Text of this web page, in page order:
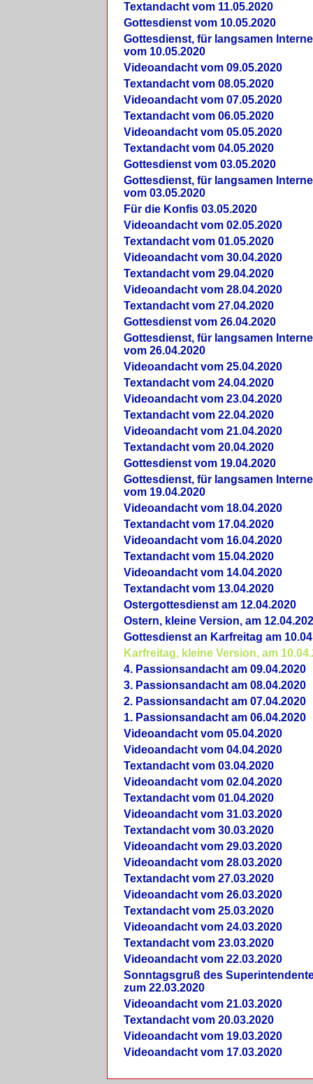
Textandacht vom 11.05.2020
Gottesdienst vom 10.05.2020
Gottesdienst, für langsamen
vom 10.05.2020
Videoandacht vom 09.05.2020
Textandacht vom 08.05.2020
Videoandacht vom 07.05.2020
Textandacht vom 06.05.2020
Videoandacht vom 05.05.2020
Textandacht vom 04.05.2020
Gottesdienst vom 03.05.2020
Gottesdienst, für langsamen
vom 03.05.2020
Für die Konfis 03.05.2020
Videoandacht vom 02.05.2020
Textandacht vom 01.05.2020
Videoandacht vom 30.04.2020
Textandacht vom 29.04.2020
Videoandacht vom 28.04.2020
Textandacht vom 27.04.2020
Gottesdienst vom 26.04.2020
Gottesdienst, für langsamen
vom 26.04.2020
Videoandacht vom 25.04.2020
Textandacht vom 24.04.2020
Videoandacht vom 23.04.2020
Textandacht vom 22.04.2020
Videoandacht vom 21.04.2020
Textandacht vom 20.04.2020
Gottesdienst vom 19.04.2020
Gottesdienst, für langsamen
vom 19.04.2020
Videoandacht vom 18.04.2020
Textandacht vom 17.04.2020
Videoandacht vom 16.04.2020
Textandacht vom 15.04.2020
Videoandacht vom 14.04.2020
Textandacht vom 13.04.2020
Ostergottesdienst am 12.04.2020
Ostern, kleine Version, am
Gottesdienst an Karfreitag am
Karfreitag, kleine Version, am
4. Passionsandacht am 09.04.2020
3. Passionsandacht am 08.04.2020
2. Passionsandacht am 07.04.2020
1. Passionsandacht am 06.04.2020
Videoandacht vom 05.04.2020
Videoandacht vom 04.04.2020
Textandacht vom 03.04.2020
Videoandacht vom 02.04.2020
Textandacht vom 01.04.2020
Videoandacht vom 31.03.2020
Textandacht vom 30.03.2020
Videoandacht vom 29.03.2020
Videoandacht vom 28.03.2020
Textandacht vom 27.03.2020
Videoandacht vom 26.03.2020
Textandacht vom 25.03.2020
Videoandacht vom 24.03.2020
Textandacht vom 23.03.2020
Videoandacht vom 22.03.2020
Sonntagsgruß des
zum 22.03.2020
Videoandacht vom 21.03.2020
Textandacht vom 20.03.2020
Videoandacht vom 19.03.2020
Videoandacht vom 17.03.2020